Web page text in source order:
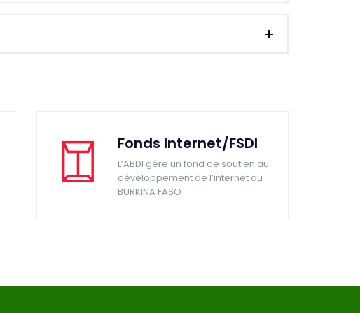
Fonds Internet/FSDI
L’ABDI gère un fond de soutien au
développement de l’internet au
BURKINA FASO